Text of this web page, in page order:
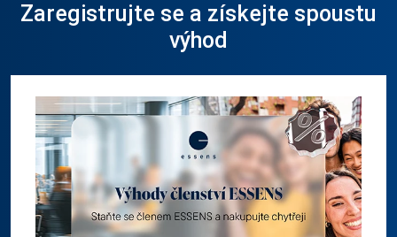
Zaregistrujte se a získejte spoustu
výhod